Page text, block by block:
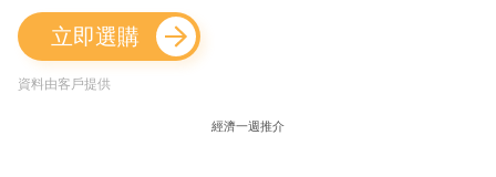
立即選購
資料由客戶提供
經濟一週推介